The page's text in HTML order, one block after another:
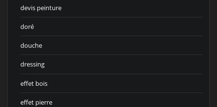
devis peinture
doré
douche
dressing
effet bois
effet pierre